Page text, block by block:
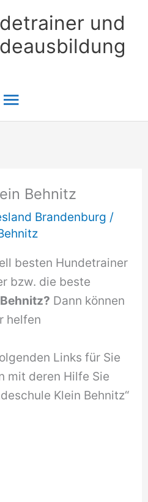
und
Hauptmenü
Behnitz
Brandenburg /
besten Hundetrainer
bzw. die beste
Dann können
helfen
Links für Sie
mit deren Hilfe Sie
Klein Behnitz“